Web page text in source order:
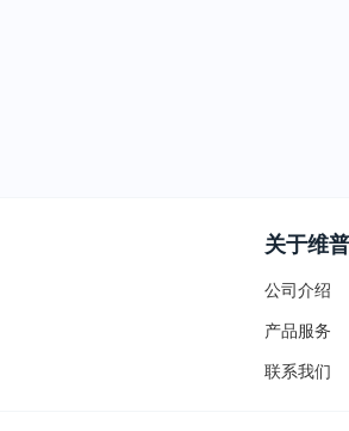
关于维普
公司介绍
产品服务
联系我们